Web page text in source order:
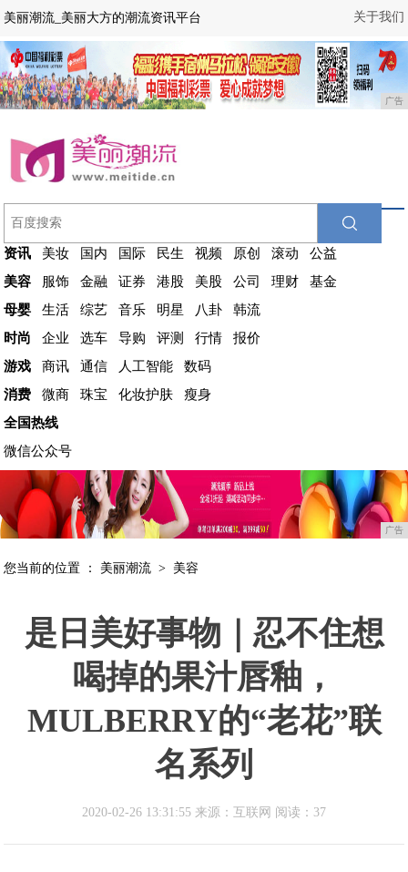
关于我们
美丽潮流_美丽大方的潮流资讯平台
广告
资讯 美妆 国内 国际 民生 视频 原创 滚动
公益
美容
服饰 金融 证券 港股 美股 公司 理财
基金
母婴
生活 综艺 音乐 明星 八卦
韩流
时尚
企业 选车 导购 评测 行情
报价
游戏
商讯 通信 人工智能
数码
消费
微商 珠宝 化妆护肤
瘦身
全国热线
微信公众号
广告
您当前的位置 ： 美丽潮流 > 美容
是日美好事物｜忍不住想
喝掉的果汁唇釉，
MULBERRY的“老花”联
名系列
2020-02-26 13:31:55 来源：互联网 阅读：37